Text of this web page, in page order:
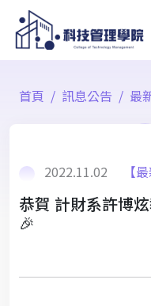
首頁 訊息公告 最
2022.11.02 【
恭賀 計財系許博
🎉